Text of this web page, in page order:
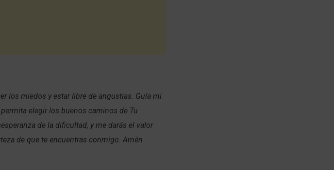
los miedos y estar libre de angustias. Guía mi
elegir los buenos caminos de Tu
de la dificultad, y me darás el valor
de que te encuentras conmigo. Amén